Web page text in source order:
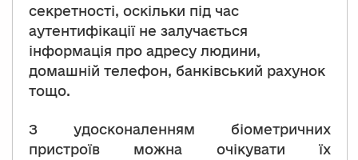
секретності, оскільки під час
аутентифікації не залучається
інформація про адресу людини,
домашній телефон, банківський рахунок
тощо.
З удосконаленням біометричних
пристроїв можна очікувати їх